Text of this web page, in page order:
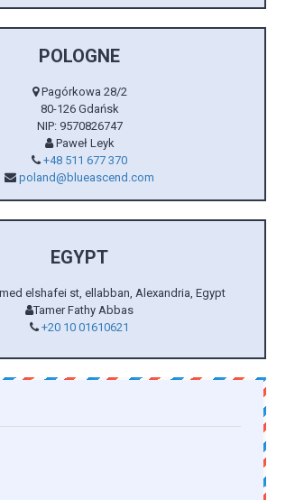
POLOGNE
Pagórkowa 28/2
80-126 Gdańsk
NIP: 9570826747
Paweł Leyk
+48 511 677 370
poland@blueascend.com
EGYPT
elshafei st, ellabban, Alexandria, Egypt
Tamer Fathy Abbas
+20 10 01610621